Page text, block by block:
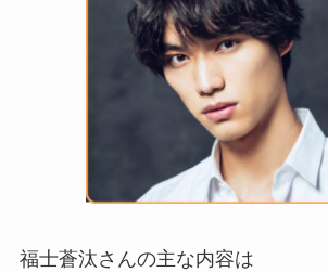
福士蒼汰さんの主な内容は